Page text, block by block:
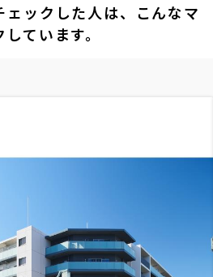
ェックした人は、こんなマ
ています。